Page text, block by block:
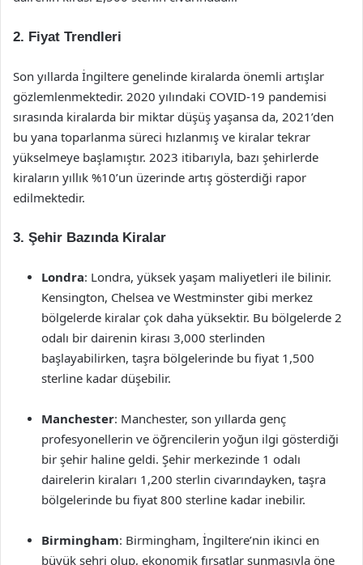
2. Fiyat Trendleri
Son yıllarda İngiltere genelinde kiralarda önemli artışlar
gözlemlenmektedir. 2020 yılındaki COVID-19 pandemisi
sırasında kiralarda bir miktar düşüş yaşansa da, 2021’den
bu yana toparlanma süreci hızlanmış ve kiralar tekrar
yükselmeye başlamıştır. 2023 itibarıyla, bazı şehirlerde
kiraların yıllık %10’un üzerinde artış gösterdiği rapor
edilmektedir.
3. Şehir Bazında Kiralar
Londra: Londra, yüksek yaşam maliyetleri ile bilinir.
Kensington, Chelsea ve Westminster gibi merkez
bölgelerde kiralar çok daha yüksektir. Bu bölgelerde 2
odalı bir dairenin kirası 3,000 sterlinden
başlayabilirken, taşra bölgelerinde bu fiyat 1,500
sterline kadar düşebilir.
Manchester: Manchester, son yıllarda genç
profesyonellerin ve öğrencilerin yoğun ilgi gösterdiği
bir şehir haline geldi. Şehir merkezinde 1 odalı
dairelerin kiraları 1,200 sterlin civarındayken, taşra
bölgelerinde bu fiyat 800 sterline kadar inebilir.
Birmingham: Birmingham, İngiltere’nin ikinci en
büyük şehri olup, ekonomik fırsatlar sunmasıyla öne